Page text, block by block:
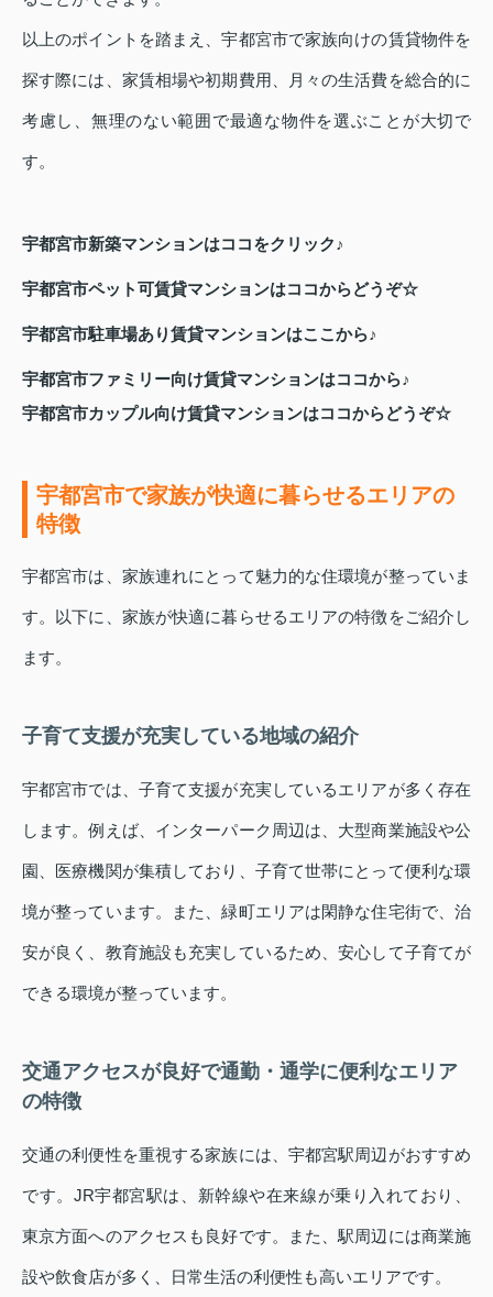
以上のポイントを踏まえ、宇都宮市で家族向けの賃貸物件を
探す際には、家賃相場や初期費用、月々の生活費を総合的に
考慮し、無理のない範囲で最適な物件を選ぶことが大切で
す。
宇都宮市新築マンションはココをクリック♪
宇都宮市ペット可賃貸マンションはココからどうぞ☆
宇都宮市駐車場あり賃貸マンションはここから♪
宇都宮市ファミリー向け賃貸マンションはココから♪
宇都宮市カップル向け賃貸マンションはココからどうぞ☆
宇都宮市で家族が快適に暮らせるエリアの
特徴
宇都宮市は、家族連れにとって魅力的な住環境が整っていま
す。以下に、家族が快適に暮らせるエリアの特徴をご紹介し
ます。
子育て支援が充実している地域の紹介
宇都宮市では、子育て支援が充実しているエリアが多く存在
します。例えば、インターパーク周辺は、大型商業施設や公
園、医療機関が集積しており、子育て世帯にとって便利な環
境が整っています。また、緑町エリアは閑静な住宅街で、治
安が良く、教育施設も充実しているため、安心して子育てが
できる環境が整っています。
交通アクセスが良好で通勤・通学に便利なエリア
の特徴
交通の利便性を重視する家族には、宇都宮駅周辺がおすすめ
です。JR宇都宮駅は、新幹線や在来線が乗り入れており、
東京方面へのアクセスも良好です。また、駅周辺には商業施
設や飲食店が多く、日常生活の利便性も高いエリアです。